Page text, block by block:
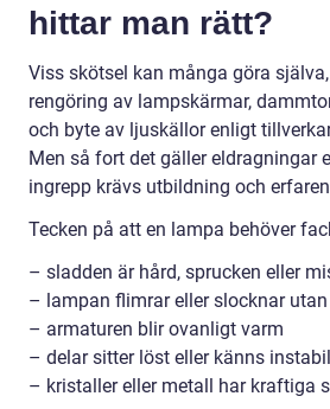
hittar man rätt?
Viss skötsel kan många göra
rengöring av lampskärmar,
och byte av ljuskällor enligt
Men så fort det gäller eldragningar
ingrepp krävs utbildning och
Tecken på att en lampa behöver
– sladden är hård, sprucken eller
– lampan flimrar eller slocknar
– armaturen blir ovanligt varm
– delar sitter löst eller känns
– kristaller eller metall har kraftiga